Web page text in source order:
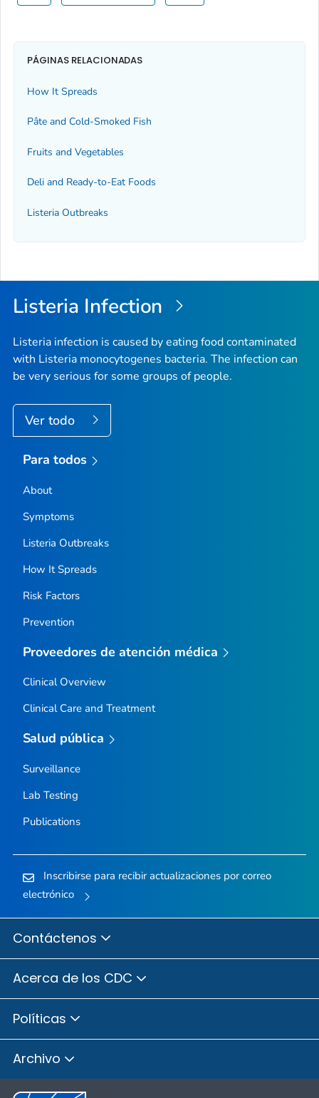
PÁGINAS RELACIONADAS
How It Spreads
Pâte and Cold-Smoked Fish
Fruits and Vegetables
Deli and Ready-to-Eat Foods
Listeria Outbreaks
Listeria Infection
Listeria infection is caused by eating food contaminated
with Listeria monocytogenes bacteria. The infection can
be very serious for some groups of people.
Ver todo
Para todos
About
Symptoms
Listeria Outbreaks
How It Spreads
Risk Factors
Prevention
Proveedores de atención médica
Clinical Overview
Clinical Care and Treatment
Salud pública
Surveillance
Lab Testing
Publications
Inscribirse para recibir actualizaciones por correo
electrónico
Contáctenos
Acerca de los CDC
Políticas
Archivo